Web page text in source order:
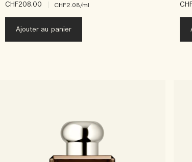
CHF208.00 CHF2.08/ml
Ajouter au panier